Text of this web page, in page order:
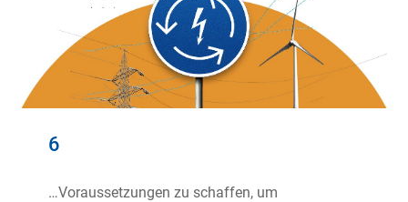
6
…Voraussetzungen zu schaffen, um